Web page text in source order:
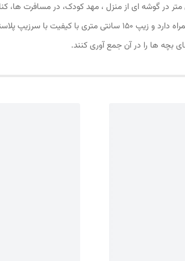
40 سانتی متری به راحتی باز و بسته می شود و با ارتفاع 110 سانتی متر و طول و عرض 95 در 95 سانتی متر در گوشه ای از منزل ،
استفاد است.چادر بچه طرح #بن تن با ظاهری زیبا و چشم نواز دارای پنجره توری تهویه ای مناسب برای فرزند دلبندتان
بچه ها را در آن جمع آوری کنند.